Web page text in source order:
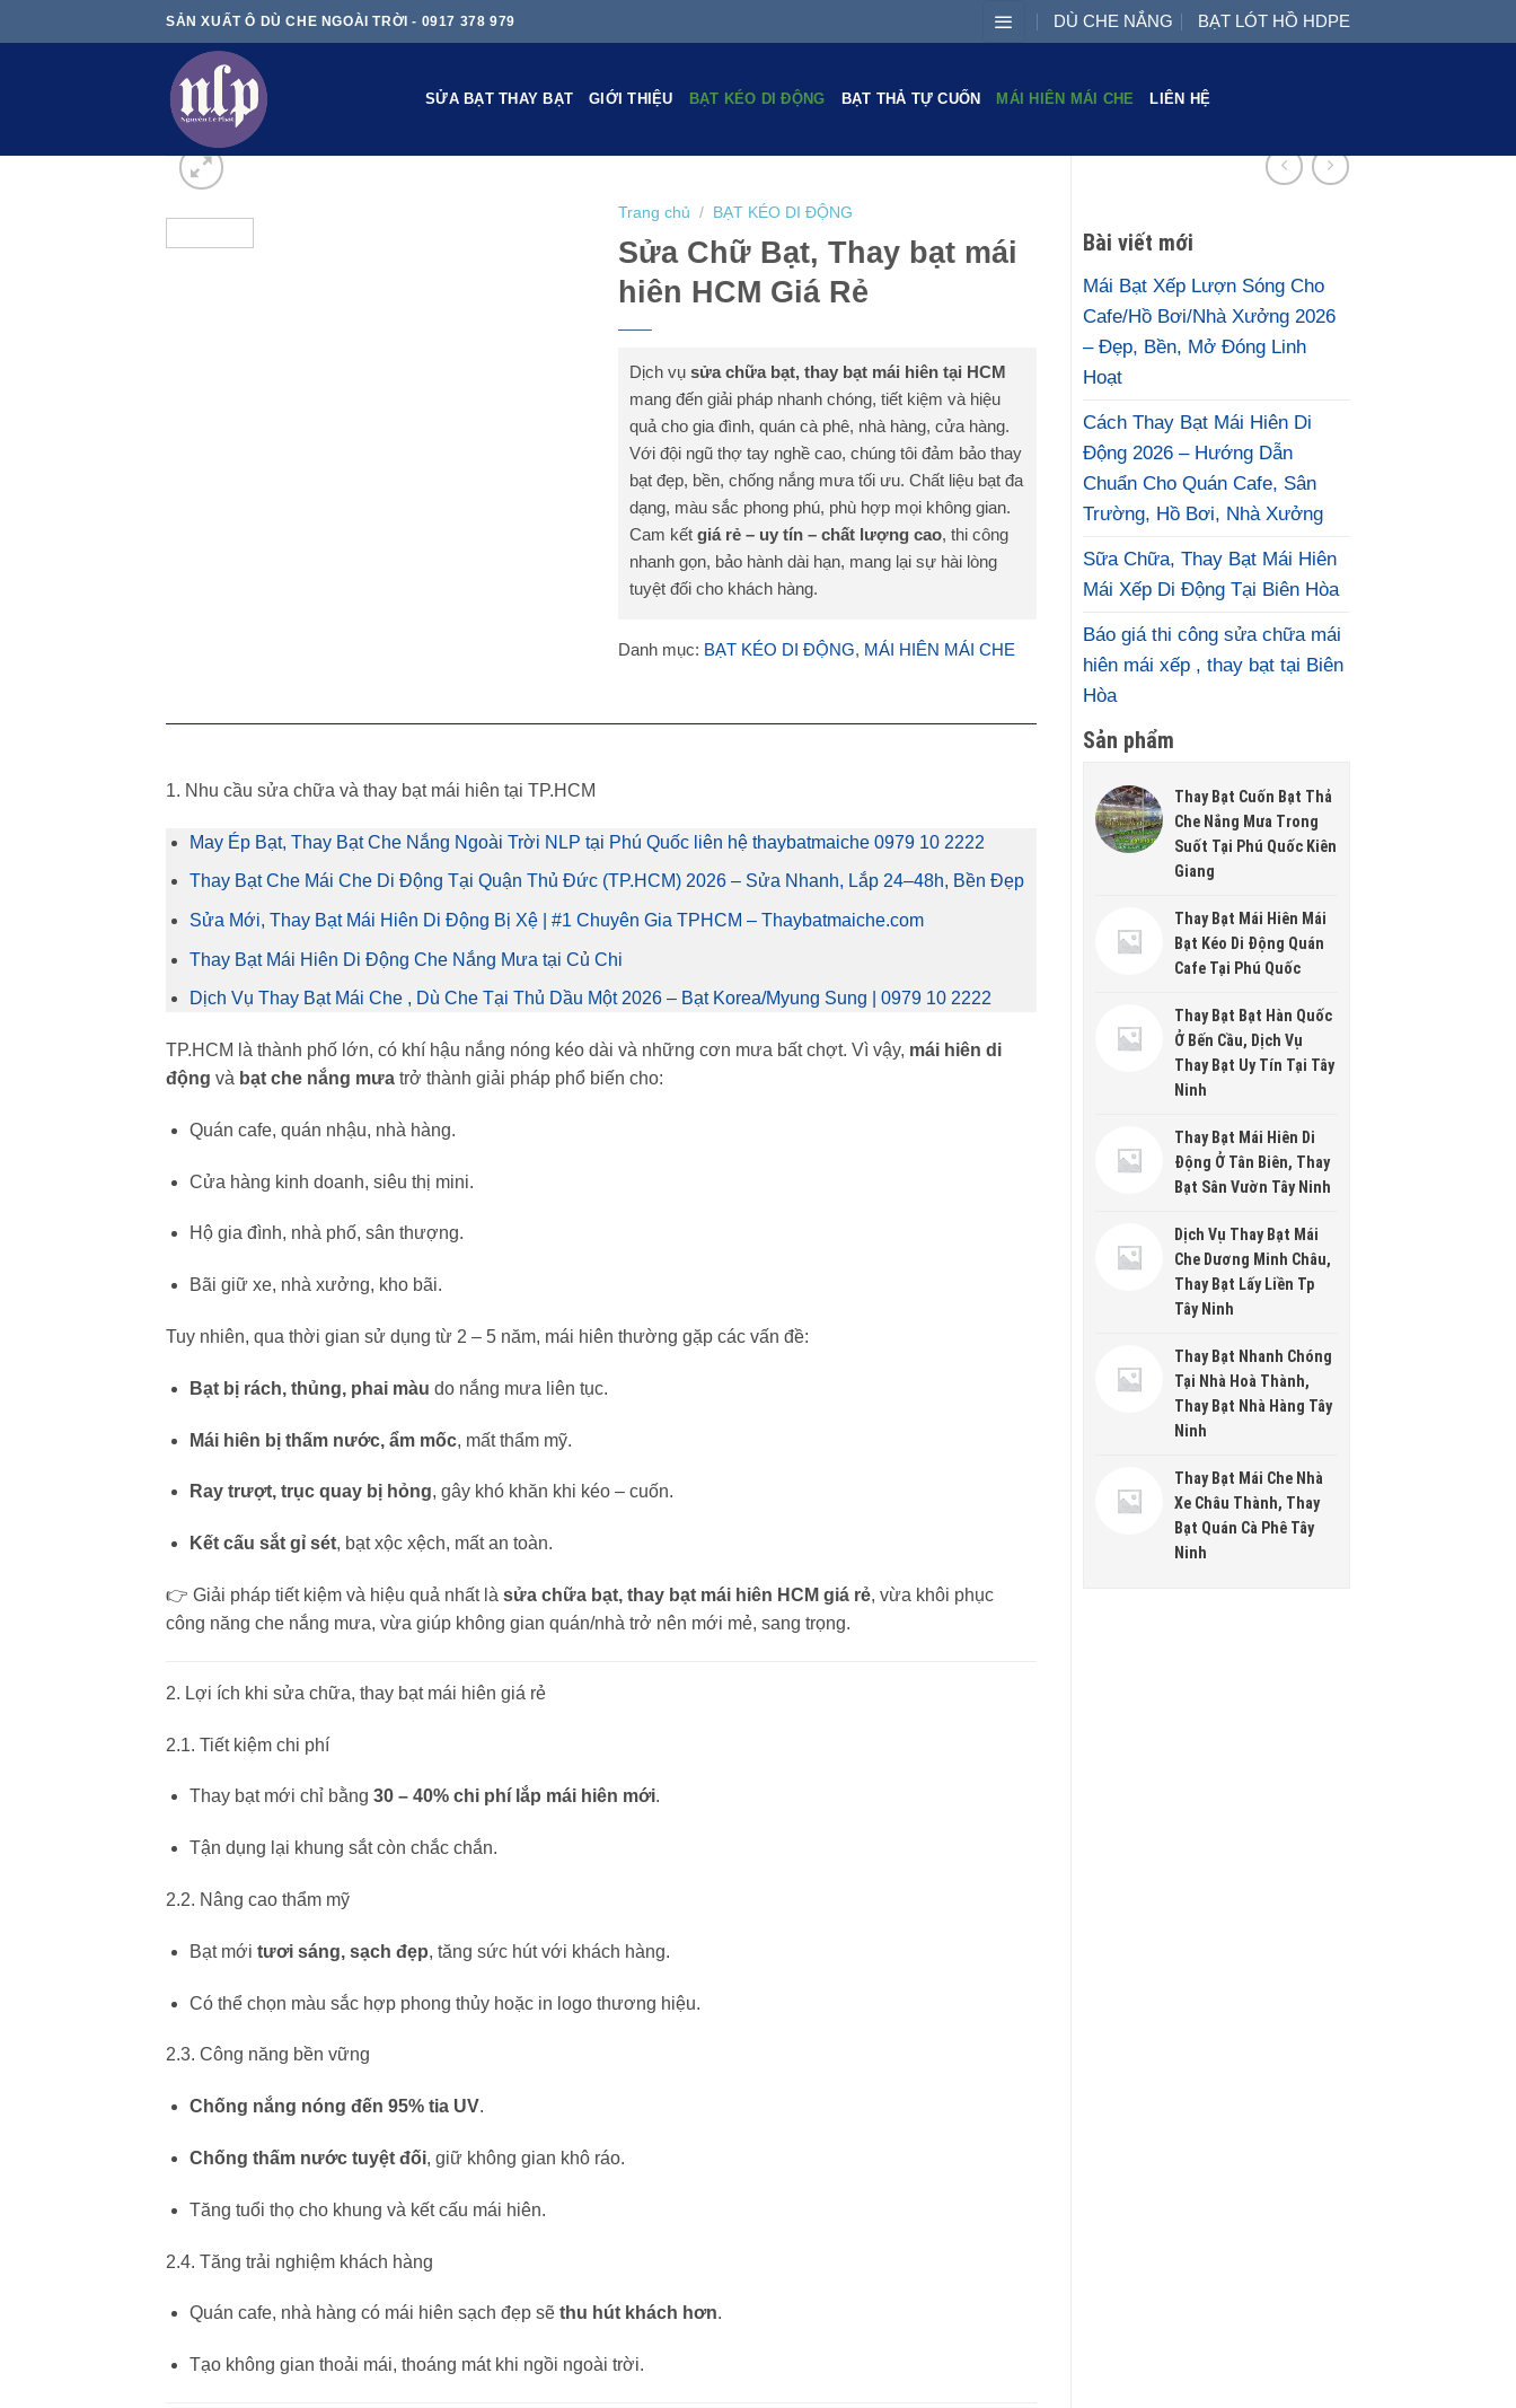
to
SẢN XUẤT Ô DÙ CHE NGOÀI TRỜI - 0917 378 979 DÙ CHE NẮNG BẠT LÓT HỒ HDPE
SỬA BẠT THAY BẠT GIỚI THIỆU BẠT KÉO DI ĐỘNG BẠT THẢ TỰ CUỐN MÁI HIÊN MÁI CHE LIÊN HỆ
Bài viết mới
Mái Bạt Xếp Lượn Sóng Cho
Cafe/Hồ Bơi/Nhà Xưởng 2026
– Đẹp, Bền, Mở Đóng Linh
Hoạt
Cách Thay Bạt Mái Hiên Di
Động 2026 – Hướng Dẫn
Chuẩn Cho Quán Cafe, Sân
Trường, Hồ Bơi, Nhà Xưởng
Sữa Chữa, Thay Bạt Mái Hiên
Mái Xếp Di Động Tại Biên Hòa
Báo giá thi công sửa chữa mái
hiên mái xếp , thay bạt tại Biên
Hòa
Sản phẩm
Thay Bạt Cuốn Bạt Thả
Che Nắng Mưa Trong
Suốt Tại Phú Quốc Kiên
Giang
Thay Bạt Mái Hiên Mái
Bạt Kéo Di Động Quán
Cafe Tại Phú Quốc
Thay Bạt Bạt Hàn Quốc
Ở Bến Cầu, Dịch Vụ
Thay Bạt Uy Tín Tại Tây
Ninh
Thay Bạt Mái Hiên Di
Động Ở Tân Biên, Thay
Bạt Sân Vườn Tây Ninh
Dịch Vụ Thay Bạt Mái
Che Dương Minh Châu,
Thay Bạt Lấy Liền Tp
Tây Ninh
Thay Bạt Nhanh Chóng
Tại Nhà Hoà Thành,
Thay Bạt Nhà Hàng Tây
Ninh
Thay Bạt Mái Che Nhà
Xe Châu Thành, Thay
Bạt Quán Cà Phê Tây
Ninh
Trang chủ / BẠT KÉO DI ĐỘNG
Sửa Chữ Bạt, Thay bạt mái
hiên HCM Giá Rẻ
Dịch vụ sửa chữa bạt, thay bạt mái hiên tại HCM
mang đến giải pháp nhanh chóng, tiết kiệm và hiệu
quả cho gia đình, quán cà phê, nhà hàng, cửa hàng.
Với đội ngũ thợ tay nghề cao, chúng tôi đảm bảo thay
bạt đẹp, bền, chống nắng mưa tối ưu. Chất liệu bạt đa
dạng, màu sắc phong phú, phù hợp mọi không gian.
Cam kết giá rẻ – uy tín – chất lượng cao, thi công
nhanh gọn, bảo hành dài hạn, mang lại sự hài lòng
tuyệt đối cho khách hàng.
Danh mục: BẠT KÉO DI ĐỘNG, MÁI HIÊN MÁI CHE
1. Nhu cầu sửa chữa và thay bạt mái hiên tại TP.HCM
May Ép Bạt, Thay Bạt Che Nắng Ngoài Trời NLP tại Phú Quốc liên hệ thaybatmaiche 0979 10 2222
Thay Bạt Che Mái Che Di Động Tại Quận Thủ Đức (TP.HCM) 2026 – Sửa Nhanh, Lắp 24–48h, Bền Đẹp
Sửa Mới, Thay Bạt Mái Hiên Di Động Bị Xệ | #1 Chuyên Gia TPHCM – Thaybatmaiche.com
Thay Bạt Mái Hiên Di Động Che Nắng Mưa tại Củ Chi
Dịch Vụ Thay Bạt Mái Che , Dù Che Tại Thủ Dầu Một 2026 – Bạt Korea/Myung Sung | 0979 10 2222
TP.HCM là thành phố lớn, có khí hậu nắng nóng kéo dài và những cơn mưa bất chợt. Vì vậy, mái hiên di
động và bạt che nắng mưa trở thành giải pháp phổ biến cho:
Quán cafe, quán nhậu, nhà hàng.
Cửa hàng kinh doanh, siêu thị mini.
Hộ gia đình, nhà phố, sân thượng.
Bãi giữ xe, nhà xưởng, kho bãi.
Tuy nhiên, qua thời gian sử dụng từ 2 – 5 năm, mái hiên thường gặp các vấn đề:
Bạt bị rách, thủng, phai màu do nắng mưa liên tục.
Mái hiên bị thấm nước, ẩm mốc, mất thẩm mỹ.
Ray trượt, trục quay bị hỏng, gây khó khăn khi kéo – cuốn.
Kết cấu sắt gỉ sét, bạt xộc xệch, mất an toàn.
👉 Giải pháp tiết kiệm và hiệu quả nhất là sửa chữa bạt, thay bạt mái hiên HCM giá rẻ, vừa khôi phục
công năng che nắng mưa, vừa giúp không gian quán/nhà trở nên mới mẻ, sang trọng.
2. Lợi ích khi sửa chữa, thay bạt mái hiên giá rẻ
2.1. Tiết kiệm chi phí
Thay bạt mới chỉ bằng 30 – 40% chi phí lắp mái hiên mới.
Tận dụng lại khung sắt còn chắc chắn.
2.2. Nâng cao thẩm mỹ
Bạt mới tươi sáng, sạch đẹp, tăng sức hút với khách hàng.
Có thể chọn màu sắc hợp phong thủy hoặc in logo thương hiệu.
2.3. Công năng bền vững
Chống nắng nóng đến 95% tia UV.
Chống thấm nước tuyệt đối, giữ không gian khô ráo.
Tăng tuổi thọ cho khung và kết cấu mái hiên.
2.4. Tăng trải nghiệm khách hàng
Quán cafe, nhà hàng có mái hiên sạch đẹp sẽ thu hút khách hơn.
Tạo không gian thoải mái, thoáng mát khi ngồi ngoài trời.